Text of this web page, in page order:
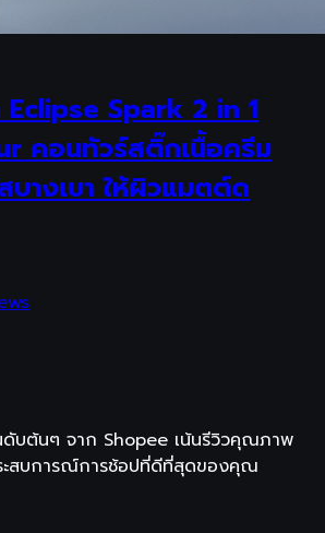
Spark 2 in 1
คอนทัวร์สติ๊กเนื้อครีม
างเบา ให้ผิวแมตต์ด
บต้นๆ จาก Shopee เน้นรีวิวคุณภาพ
ะสบการณ์การช้อปที่ดีที่สุดของคุณ